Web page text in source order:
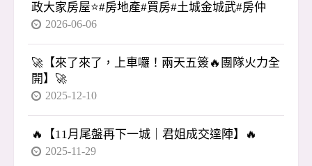
政大家房屋⭐#房地產#買房#土城金城武#房仲
2026-06-06
🚀【來了來了，上車囉！兩天五簽🔥團隊火力全
開】🚀
2025-12-10
🔥【11月尾盤再下一城｜君姐成交達陣】🔥
2025-11-29